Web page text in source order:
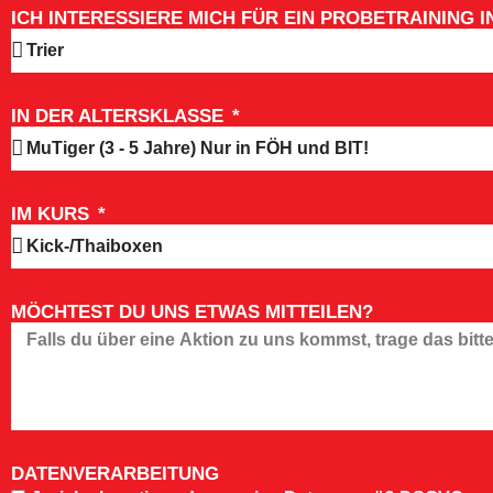
ICH INTERESSIERE MICH FÜR EIN PROBETRAINING
IN DER ALTERSKLASSE
IM KURS
MÖCHTEST DU UNS ETWAS MITTEILEN?
DATENVERARBEITUNG